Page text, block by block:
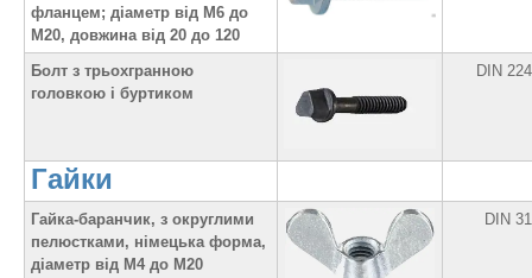
фланцем; діаметр від М6 до
М20, довжина від 20 до 120
Болт з трьохгранною
головкою і буртиком
DIN
Гайки
Гайка-баранчик, з округлими
пелюстками, німецька форма,
діаметр від М4 до М20
DIN